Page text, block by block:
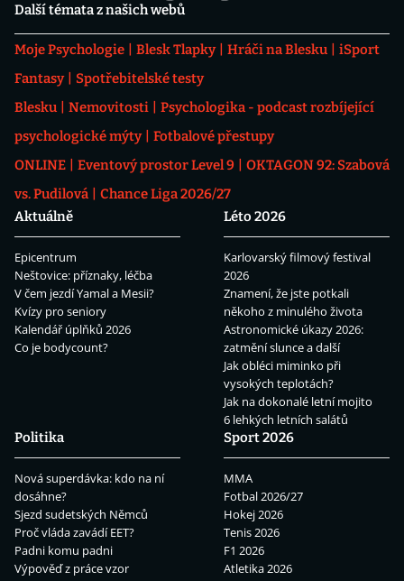
Další témata z našich webů
Moje Psychologie Blesk Tlapky Hráči na Blesku
iSport
Fantasy
Spotřebitelské testy
Blesku
Nemovitosti
Psychologika - podcast rozbíjející
psychologické mýty
Fotbalové přestupy
ONLINE
Eventový prostor Level 9
OKTAGON 92: Szabová
vs. Pudilová
Chance Liga 2026/27
Aktuálně
Epicentrum
Neštovice: příznaky, léčba
V čem jezdí Yamal a Mesii?
Kvízy pro seniory
Kalendář úplňků 2026
Co je bodycount?
Léto 2026
Karlovarský filmový festival
2026
Znamení, že jste potkali
někoho z minulého života
Astronomické úkazy 2026:
zatmění slunce a další
Jak obléci miminko při
vysokých teplotách?
Jak na dokonalé letní mojito
6 lehkých letních salátů
Politika
Nová superdávka: kdo na ní
dosáhne?
Sjezd sudetských Němců
Proč vláda zavádí EET?
Padni komu padni
Výpověď z práce vzor
Sport 2026
MMA
Fotbal 2026/27
Hokej 2026
Tenis 2026
F1 2026
Atletika 2026